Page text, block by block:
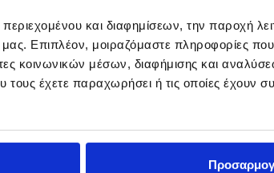
και διαφημίσεων, την παροχή
μας. Επιπλέον, μοιραζόμαστε πληροφορίες
κοινωνικών μέσων, διαφήμισης και
έχετε παραχωρήσει ή τις οποίες έχουν